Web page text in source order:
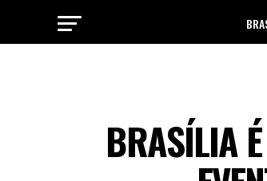
BRASÍLIA